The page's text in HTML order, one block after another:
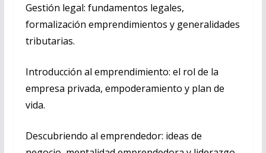
Gestión legal: fundamentos legales,
formalización emprendimientos y generalidades
tributarias.
Introducción al emprendimiento: el rol de la
empresa privada, empoderamiento y plan de
vida.
Descubriendo al emprendedor: ideas de